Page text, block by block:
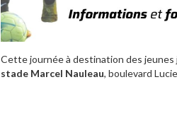
Cette journée à destination des jeunes
stade Marcel Nauleau, boulevard